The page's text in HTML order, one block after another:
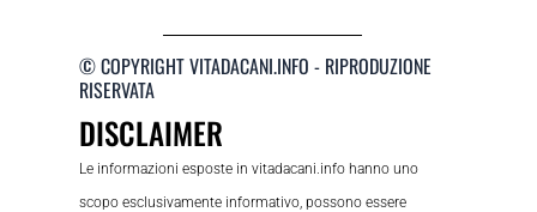
© COPYRIGHT VITADACANI.INFO - RIPRODUZIONE
RISERVATA
DISCLAIMER
Le informazioni esposte in vitadacani.info hanno uno
scopo esclusivamente informativo, possono essere